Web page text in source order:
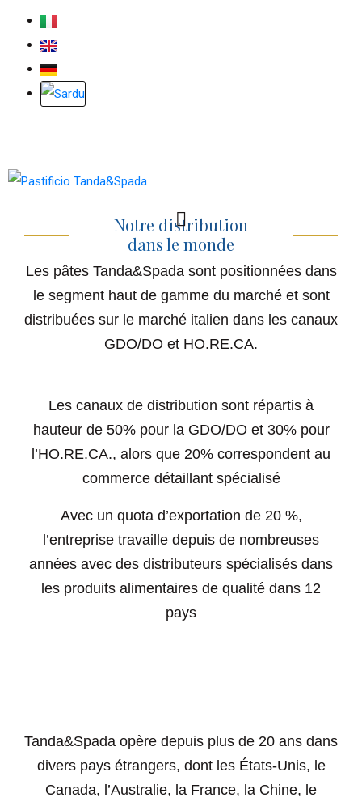
Notre distribution
dans le monde
Les pâtes Tanda&Spada sont positionnées dans
le segment haut de gamme du marché et sont
distribuées sur le marché italien dans les canaux
GDO/DO et HO.RE.CA.
Les canaux de distribution sont répartis à
hauteur de 50% pour la GDO/DO et 30% pour
l’HO.RE.CA., alors que 20% correspondent au
commerce détaillant spécialisé
Avec un quota d’exportation de 20 %,
l’entreprise travaille depuis de nombreuses
années avec des distributeurs spécialisés dans
les produits alimentaires de qualité dans 12
pays
Tanda&Spada opère depuis plus de 20 ans dans
divers pays étrangers, dont les États-Unis, le
Canada, l’Australie, la France, la Chine, le